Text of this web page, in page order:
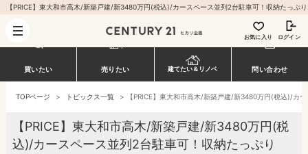
お気に入り ログイン
買いたい 売りたい 建てたい＆リノベ 問い合わせ
TOPページ > トピックス一覧 > 【PRICE】東大和市高木/新築戸建/新3480万円(税込)/カ
【PRICE】東大和市高木/新築戸建/新3480万円(税
込)/カースペース並列2台駐車可！収納たっぷり